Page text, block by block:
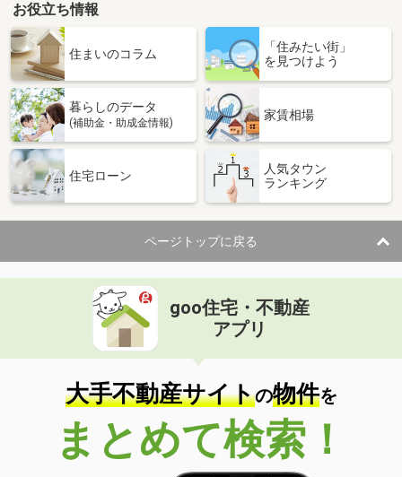
お役立ち情報
住まいのコラム
「住みたい街」
を見つけよう
暮らしのデータ
(補助金・助成金情報)
家賃相場
住宅ローン
人気タウン
ランキング
ページトップに戻る
goo住宅・不動産
アプリ
大手不動産サイトの物件を
まとめて検索！